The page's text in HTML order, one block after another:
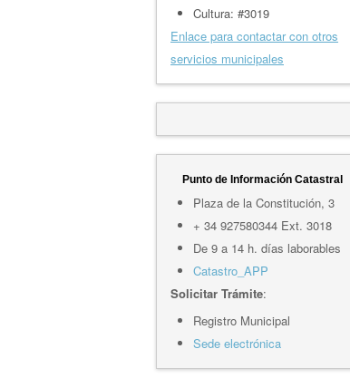
Cultura: #3019
Enlace para contactar con otros
servicios municipales
Punto de Información Catastral
Plaza de la Constitución, 3
+ 34 927580344 Ext. 3018
De 9 a 14 h. días laborables
Catastro_APP
Solicitar Trámite:
Registro Municipal
Sede electrónica